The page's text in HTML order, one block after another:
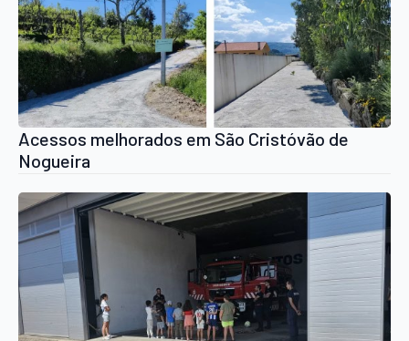
Acessos melhorados em São Cristóvão de
Nogueira